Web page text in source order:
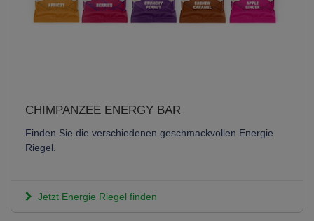
CHIMPANZEE ENERGY BAR
Finden Sie die verschiedenen geschmackvollen Energie
Riegel.
Jetzt Energie Riegel finden